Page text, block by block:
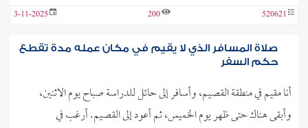
520621
200
3-11-2025
صلاة المسافر الذي لا يقيم في مكان عمله مدة تقطع
حكم السفر
أنا مقيم في منطقة القصيم، وأسافر إلى حائل للدراسة صباح يوم الاثنين،
وأبقى هناك حتى ظهر يوم الخميس، ثم أعود إلى القصيم. أرغب في